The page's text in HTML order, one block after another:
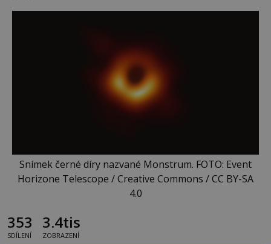
Snímek černé díry nazvané Monstrum. FOTO: Event
Horizone Telescope / Creative Commons / CC BY-SA
4.0
353
SDÍLENÍ
3.4tis
ZOBRAZENÍ